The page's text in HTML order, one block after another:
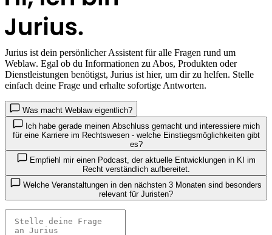
Jurius ist dein persönlicher Assistent für alle Fragen rund um
Weblaw. Egal ob du Informationen zu Abos, Produkten oder
Dienstleistungen benötigst, Jurius ist hier, um dir zu helfen. Stelle
einfach deine Frage und erhalte sofortige Antworten.
Was macht Weblaw eigentlich?
Ich habe gerade meinen Abschluss gemacht und interessiere mich
für eine Karriere im Rechtswesen - welche Einstiegsmöglichkeiten gibt
es?
Empfiehl mir einen Podcast, der aktuelle Entwicklungen in KI im
Recht verständlich aufbereitet.
relevant für Juristen?